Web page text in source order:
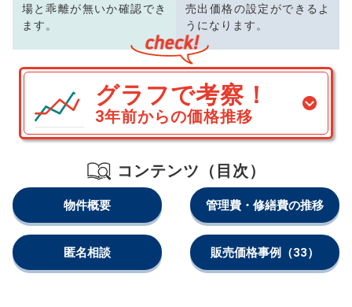
場と乖離が無いか確認でき
ます。
売出価格の設定ができるよ
うになります。
グラフで考察！
3年前からの価格推移
コンテンツ（目次）
物件概要 管理費・修繕費の推移
匿名相談 販売価格事例 （33）